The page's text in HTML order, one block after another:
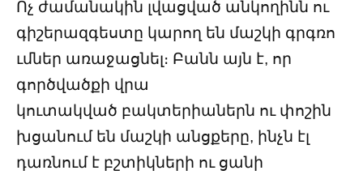
Ոչ ժամանակին լվացված անկողինն ու
գիշերազգեստը կարող են մաշկի գրգռո
ւմներ առաջացնել։ Բանն այն է, որ
գործվածքի վրա
կուտակված բակտերիաներն ու փոշին
խցանում են մաշկի անցքերը, ինչն էլ
դառնում է բշտիկների ու ցանի